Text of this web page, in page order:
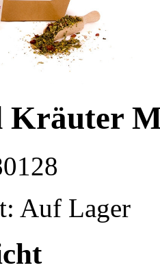
Kräuter
Auf Lager